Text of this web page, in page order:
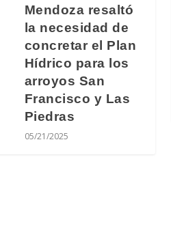
Mendoza resaltó
la necesidad de
concretar el Plan
Hídrico para los
arroyos San
Francisco y Las
Piedras
05/21/2025